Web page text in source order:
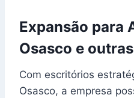
Expansão para
Osasco e
Com escritórios
Osasco, a empresa